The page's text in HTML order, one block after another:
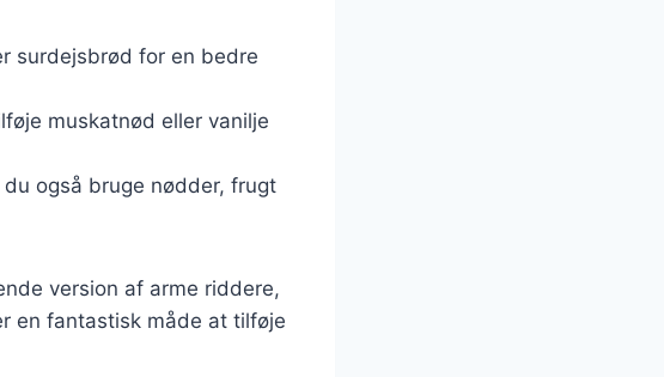
surdejsbrød for en bedre
muskatnød eller vanilje
også bruge nødder, frugt
version af arme riddere,
en fantastisk måde at tilføje